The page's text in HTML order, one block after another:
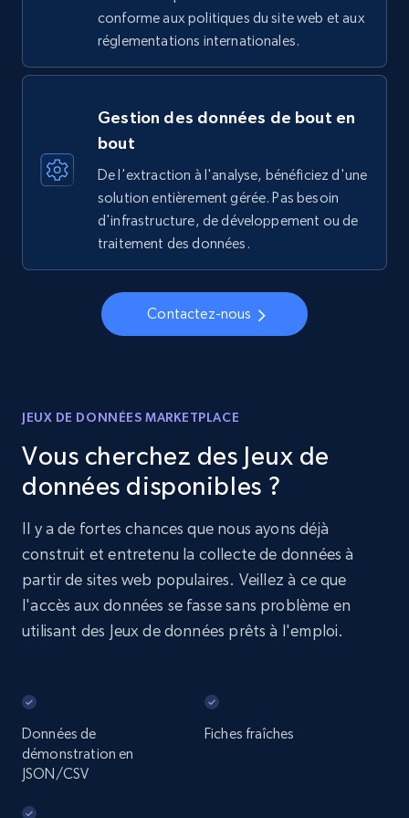
conforme aux politiques du site web et aux
réglementations internationales.
Gestion des données de bout en
bout
De l'extraction à l'analyse, bénéficiez d'une
solution entièrement gérée. Pas besoin
d'infrastructure, de développement ou de
traitement des données.
Contactez-nous
JEUX DE DONNÉES MARKETPLACE
Vous cherchez des Jeux de
données disponibles ?
Il y a de fortes chances que nous ayons déjà
construit et entretenu la collecte de données à
partir de sites web populaires. Veillez à ce que
l'accès aux données se fasse sans problème en
utilisant des Jeux de données prêts à l'emploi.
Données de
démonstration en
JSON/CSV
Fiches fraîches